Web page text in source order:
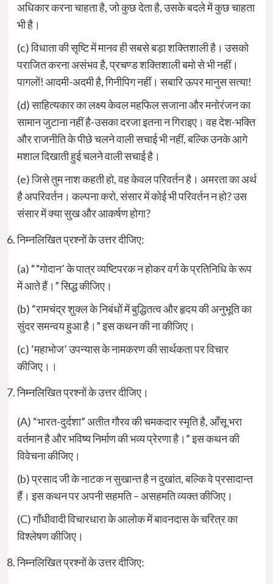
अधिकार करना चाहता है, जो कुछ देता है, उसके बदले में कुछ चाहता
भी है।
(c) विधाता की सृष्टि में मानव ही सबसे बड़ा शक्तिशाली है। उसको
पराजित करना असंभव है, प्रचण्ड शक्तिशाली बमो से भी नहीं।
पागलों! आदमी-अदमी है, गिनीपिग नहीं। सबारि ऊपर मानुस सत्या!
(d) साहित्यकार का लक्ष्य केवल महफिल सजाना और मनोरंजन का
सामान जुटाना नहीं है-उसका दरजा इतना न गिराइए। वह देश-भक्ति
और राजनीति के पीछे चलने वाली सचाई भी नहीं, बल्कि उनके आगे
मशाल दिखाती हुई चलने वाली सचाई है।
(e) जिसे तुम नाश कहती हो, वह केवल परिवर्तन है। अमरता का अर्थ
है अपरिवर्तन। कल्पना करो, संसार में कोई भी परिवर्तन न हो? उस
संसार में क्या सुख और आकर्षण होगा?
निम्नलिखित प्रश्नों के उत्तर दीजिए:
(a) “”गोदान’ के पात्र व्यष्टिपरक न होकर वर्ग के प्रतिनिधि के रूप
में आते हैं।” सिद्ध कीजिए।
(b) “रामचंद्र शुक्ल के निबंधों में बुद्धितत्व और हृदय की अनुभूति का
सुंदर समन्वय हुआ है।” इस कथन की ना कीजिए।
(c) ‘महाभोज’ उपन्यास के नामकरण की सार्थकता पर विचार
कीजिए।।
निम्नलिखित प्रश्नों के उत्तर दीजिए।
(A) “भारत-दुर्दशा” अतीत गौरव की चमकदार स्मृति है, आँसू भरा
वर्तमान है और भविष्य निर्माण की भव्य प्रेरणा है।” इस कथन की
विवेचना कीजिए।
(b) प्रसाद जी के नाटक न सुखान्त है न दुखांत, बल्कि वे प्रसादान्त
हैं। इस कथन पर अपनी सहमति – असहमति व्यक्त कीजिए।
(C) गाँधीवादी विचारधारा के आलोक में बावनदास के चरित्र का
विश्लेषण कीजिए।
निम्नलिखित प्रश्नों के उत्तर दीजिए: